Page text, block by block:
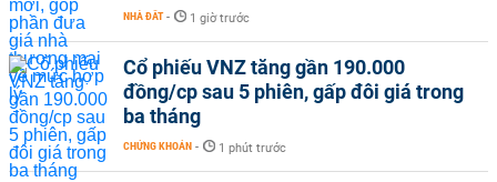
NHÀ ĐẤT - 1 giờ trước
Cổ phiếu VNZ tăng gần 190.000
đồng/cp sau 5 phiên, gấp đôi giá trong
ba tháng
CHỨNG KHOÁN - 1 phút trước